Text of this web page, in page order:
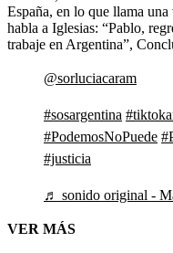
España, en lo que llama
habla a Iglesias: “Pablo,
trabaje en Argentina”,
@sorluciacaram
#sosargentina
#PodemosNoPuede
#justicia
♬ sonido original -
VER MÁS